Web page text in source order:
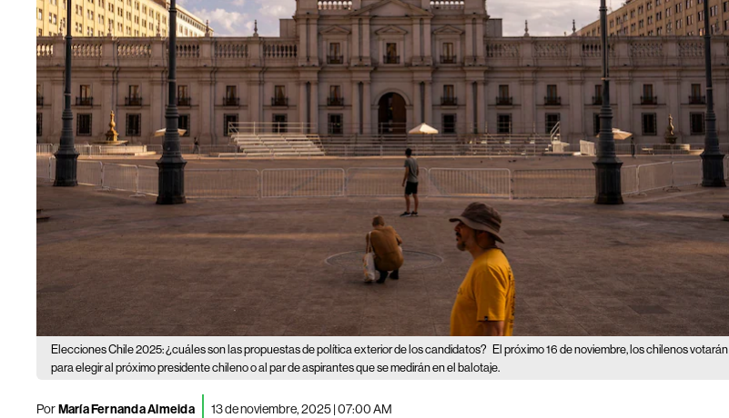
Elecciones Chile 2025: ¿cuáles son las propuestas de política exterior de los candidatos? El próximo 16 de noviembre, los chilenos votarán
para elegir al próximo presidente chileno o al par de aspirantes que se medirán en el balotaje.
PorMaría Fernanda Almeida 13 de noviembre, 2025 | 07:00 AM